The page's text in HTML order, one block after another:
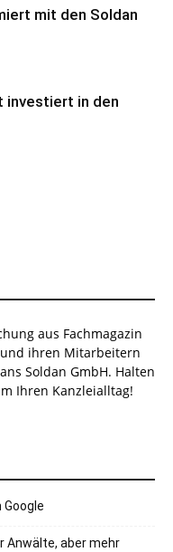
mit den Soldan
investiert in den
aus Fachmagazin
ihren Mitarbeitern
Soldan GmbH. Halten
Ihren Kanzleialltag!
Anwälte, aber mehr